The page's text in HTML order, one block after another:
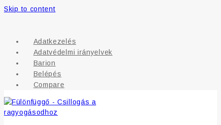
Skip to content
Adatkezelés
Adatvédelmi irányelvek
Barion
Belépés
Compare